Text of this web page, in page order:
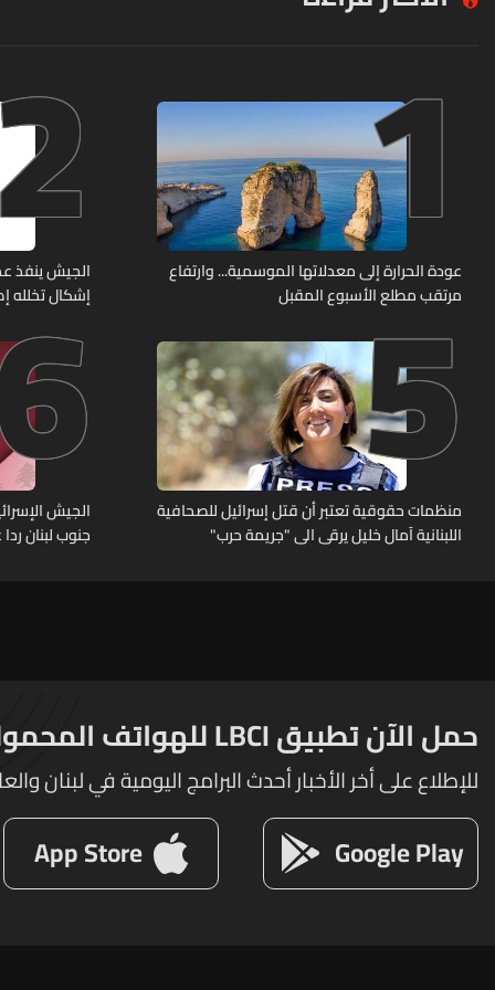
1
عودة الحرارة إلى معدلاتها الموسمية... وارتفاع
مرتقب مطلع الأسبوع المقبل
الجيش ينفذ
إشكال تخلله
5
منظمات حقوقية تعتبر أن قتل إسرائيل للصحافية
اللبنانية آمال خليل يرقى الى "جريمة حرب"
الجيش
جنوب لبنان
حمل الآن تطبيق LBCI للهواتف المحمولة
للإطلاع على أخر الأخبار أحدث البرامج اليومية في لبنان
Google Play
App Store